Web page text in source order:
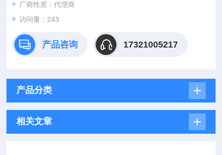
厂商性质：代理商
访问量：243
产品咨询 17321005217
产品分类
相关文章